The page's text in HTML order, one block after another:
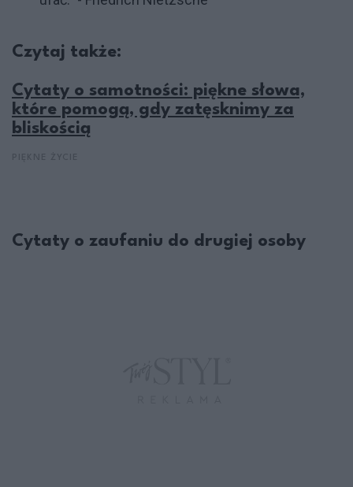
Czytaj także:
Cytaty o samotności: piękne słowa,
które pomogą, gdy zatęsknimy za
bliskością
Cytaty o zaufaniu do drugiej osoby